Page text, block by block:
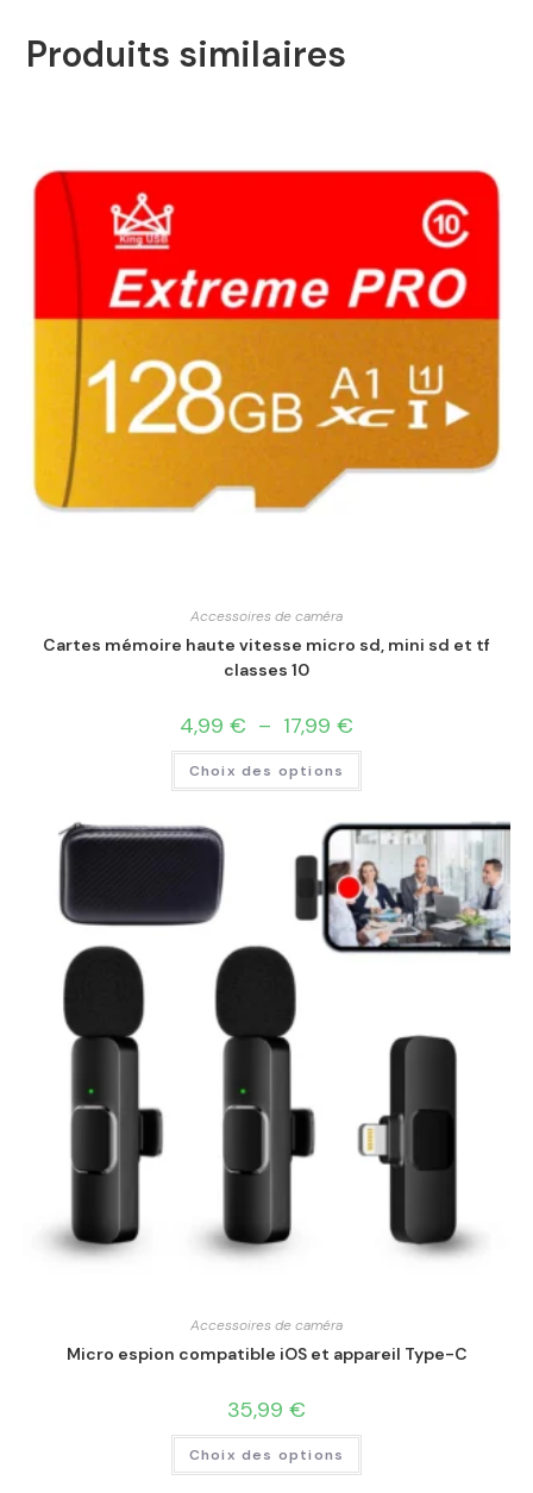
Produits similaires
Accessoires de caméra
Cartes mémoire haute vitesse micro sd, mini sd et tf
classes 10
4,99 € – 17,99 €
Choix des options
Accessoires de caméra
Micro espion compatible iOS et appareil Type-C
35,99 €
Choix des options